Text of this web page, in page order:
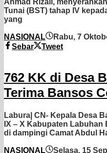
Tunai (BST) tahap IV
yang
NASIONAL Rabu, 7
Sebar
Tweet
762 KK di Desa
Terima Bansos
Labura| CN- Kepala Desa
IX – X Kabupaten Labuhan
di dampingi Camat Abdul
NASIONAL Selasa, 15